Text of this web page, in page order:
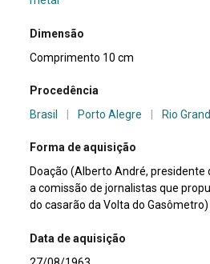
Dimensão
Comprimento 10 cm
Procedência
Brasil
Porto Alegre Rio
Forma de aquisição
Doação (Alberto André, presidente
a comissão de jornalistas que
do casarão da Volta do Gasômetro)
Data de aquisição